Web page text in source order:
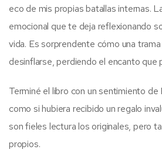
eco de mis propias batallas internas.
emocional que te deja reflexionando
vida. Es sorprendente cómo una
desinflarse, perdiendo el encanto que
Terminé el libro con un sentimiento
como si hubiera recibido un regalo
son fieles lectura los originales, pero
propios.